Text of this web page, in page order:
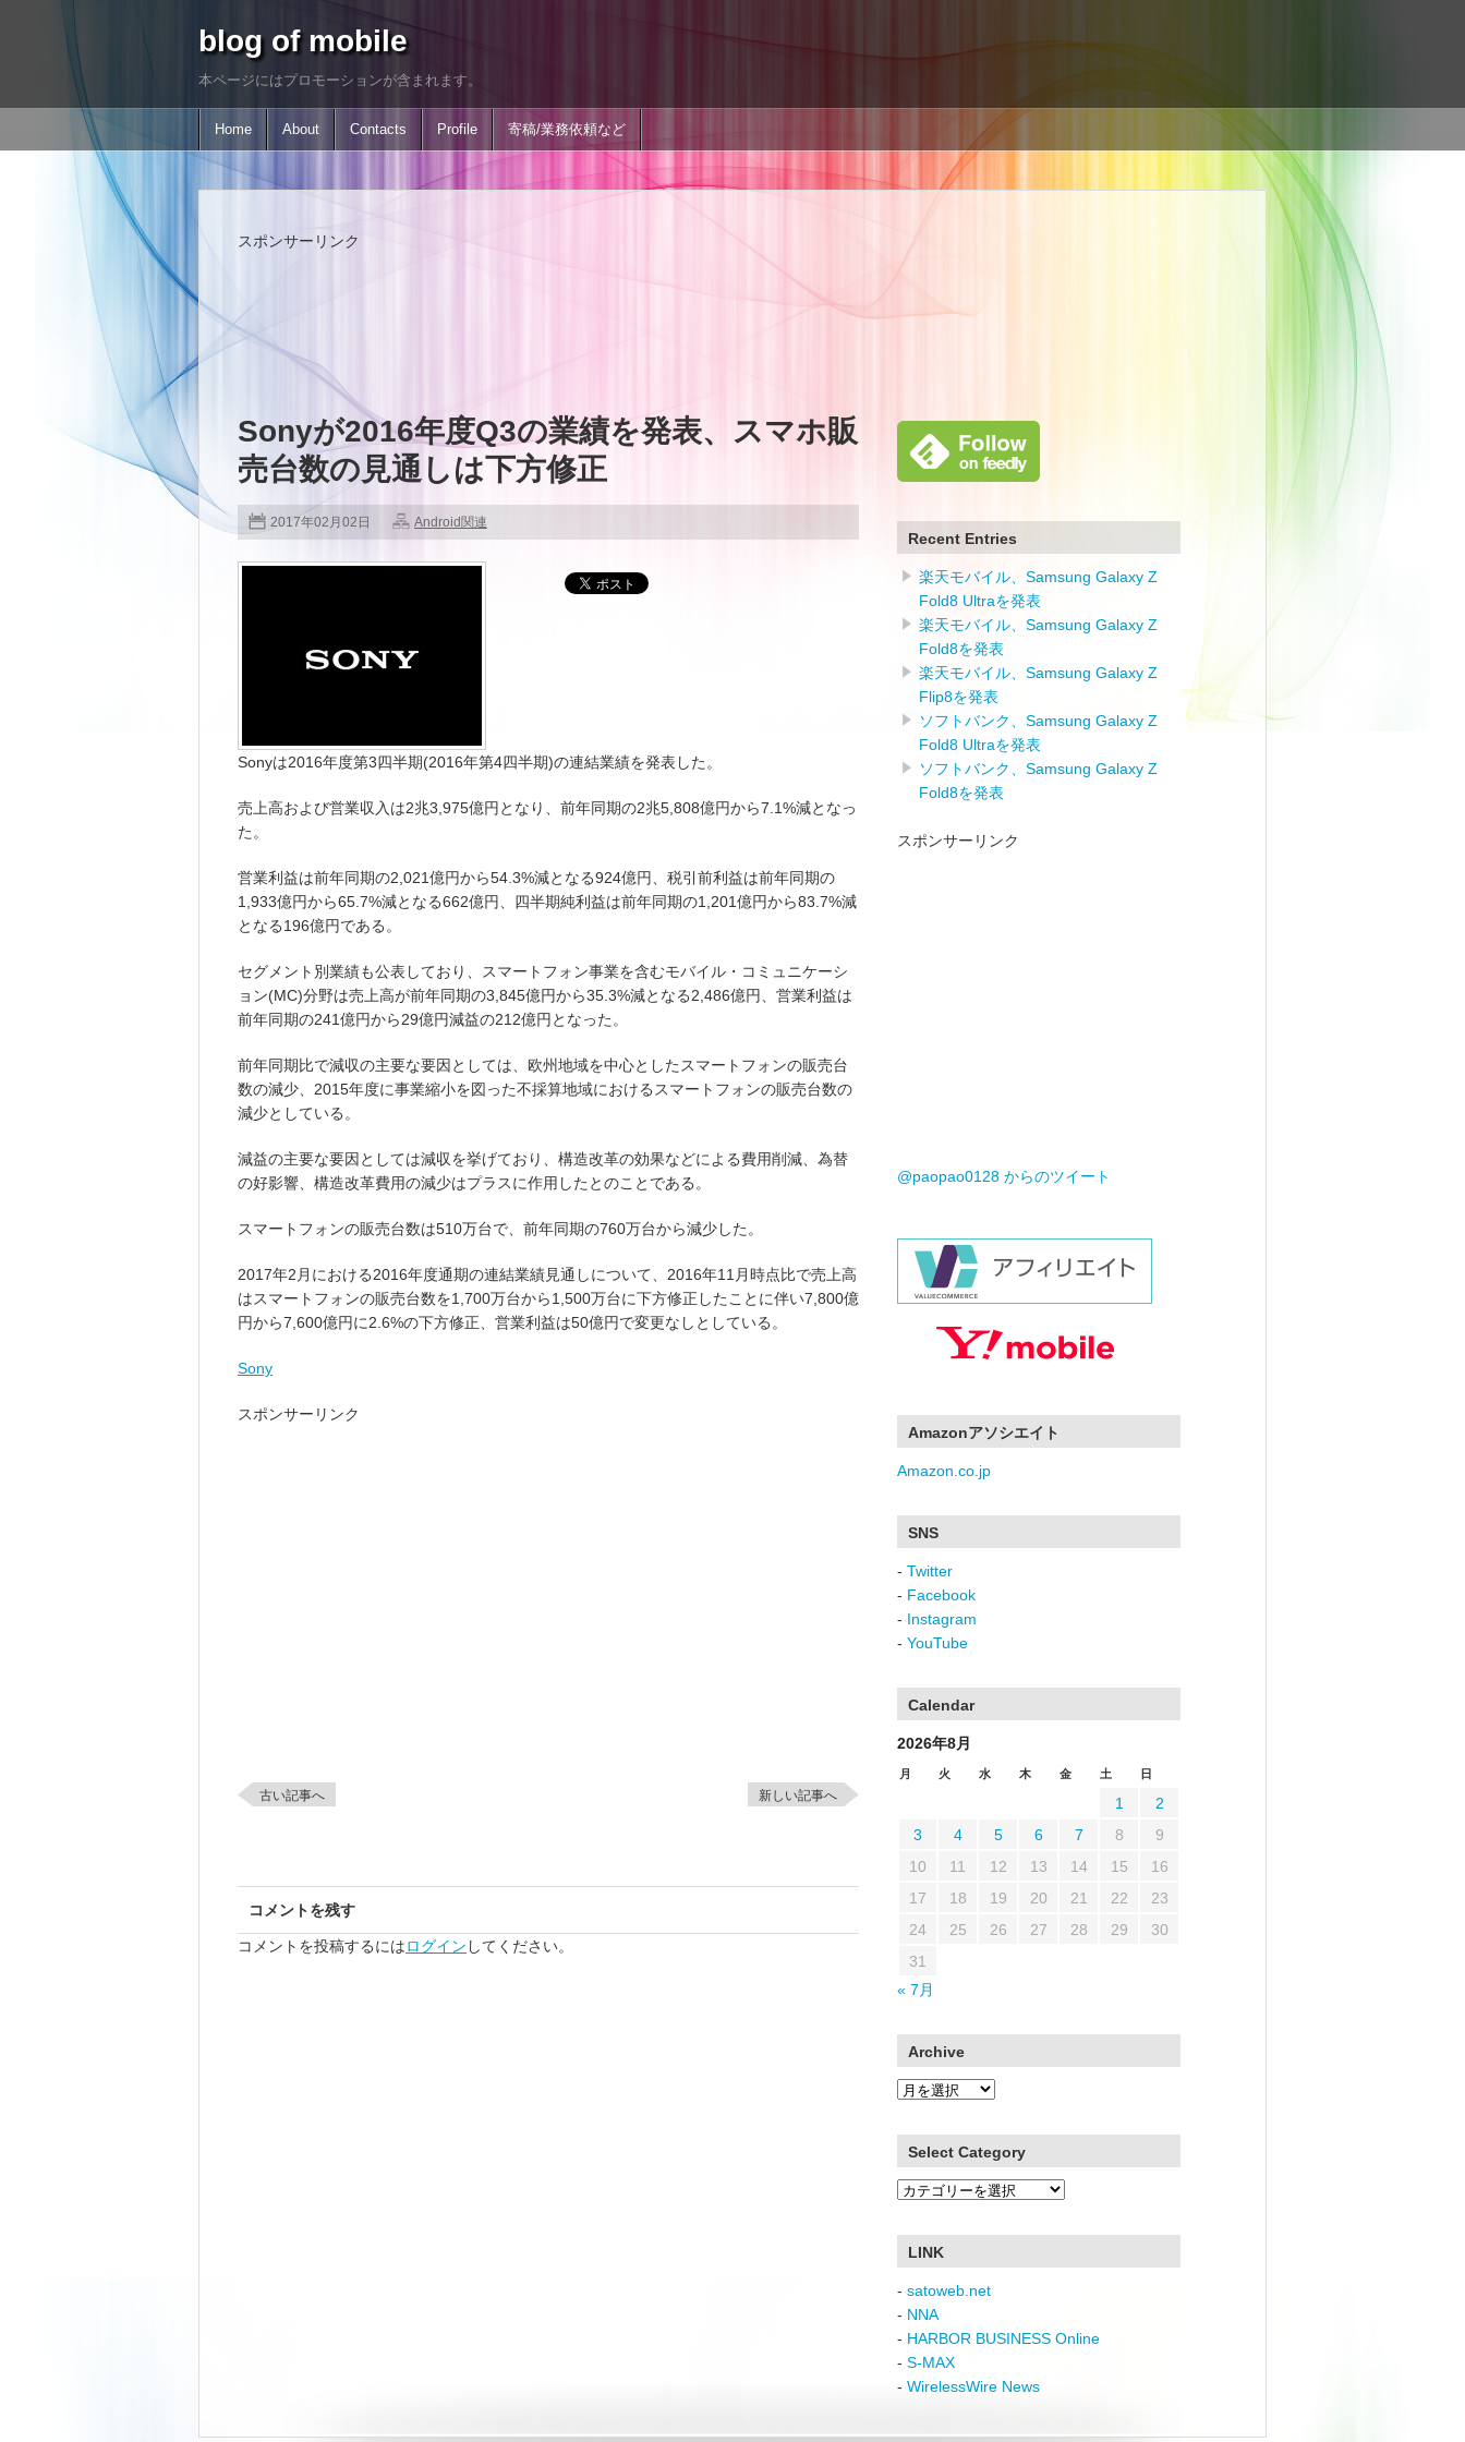
blog of mobile
本ページにはプロモーションが含まれます。
Home About Contacts Profile 寄稿/業務依頼など
スポンサーリンク
Sonyが2016年度Q3の業績を発表、スマホ販
売台数の見通しは下方修正
2017年02月02日 Android関連
Sonyは2016年度第3四半期(2016年第4四半期)の連結業績を発表した。
売上高および営業収入は2兆3,975億円となり、前年同期の2兆5,808億円から7.1%減となっ
た。
営業利益は前年同期の2,021億円から54.3%減となる924億円、税引前利益は前年同期の
1,933億円から65.7%減となる662億円、四半期純利益は前年同期の1,201億円から83.7%減
となる196億円である。
セグメント別業績も公表しており、スマートフォン事業を含むモバイル・コミュニケーシ
ョン(MC)分野は売上高が前年同期の3,845億円から35.3%減となる2,486億円、営業利益は
前年同期の241億円から29億円減益の212億円となった。
前年同期比で減収の主要な要因としては、欧州地域を中心としたスマートフォンの販売台
数の減少、2015年度に事業縮小を図った不採算地域におけるスマートフォンの販売台数の
減少としている。
減益の主要な要因としては減収を挙げており、構造改革の効果などによる費用削減、為替
の好影響、構造改革費用の減少はプラスに作用したとのことである。
スマートフォンの販売台数は510万台で、前年同期の760万台から減少した。
2017年2月における2016年度通期の連結業績見通しについて、2016年11月時点比で売上高
はスマートフォンの販売台数を1,700万台から1,500万台に下方修正したことに伴い7,800億
円から7,600億円に2.6%の下方修正、営業利益は50億円で変更なしとしている。
Sony
スポンサーリンク
古い記事へ 新しい記事へ
コメントを残す
コメントを投稿するにはログイン してください。
Recent Entries
楽天モバイル、Samsung Galaxy Z
Fold8 Ultraを発表
楽天モバイル、Samsung Galaxy Z
Fold8を発表
楽天モバイル、Samsung Galaxy Z
Flip8を発表
ソフトバンク、Samsung Galaxy Z
Fold8 Ultraを発表
ソフトバンク、Samsung Galaxy Z
Fold8を発表
スポンサーリンク
@paopao0128 からのツイート
Amazonアソシエイト
Amazon.co.jp
SNS
- Twitter
- Facebook
- Instagram
- YouTube
Calendar
2026年8月
月 火 水 木 金 土 日
1
2
3
4 5 6 7 8
9
10
11 12 13 14 15
16
17
18 19 20 21 22
23
24
25 26 27 28 29
30
31
« 7月
Archive
Archive
Select Category
Select
LINK
- satoweb.net
- NNA
- HARBOR BUSINESS Online
- S-MAX
- WirelessWire News